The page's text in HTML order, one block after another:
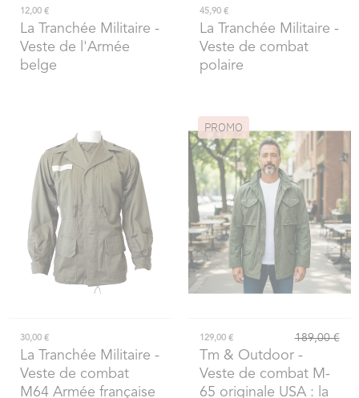
12,00 €
La Tranchée Militaire -
Veste de l'Armée
belge
45,90 €
La Tranchée Militaire -
Veste de combat
polaire
30,00 €
La Tranchée Militaire -
Veste de combat
M64 Armée française
PROMO
129,00 € 189,00 €
Tm & Outdoor-
Veste de combat M-
65 originale USA : la